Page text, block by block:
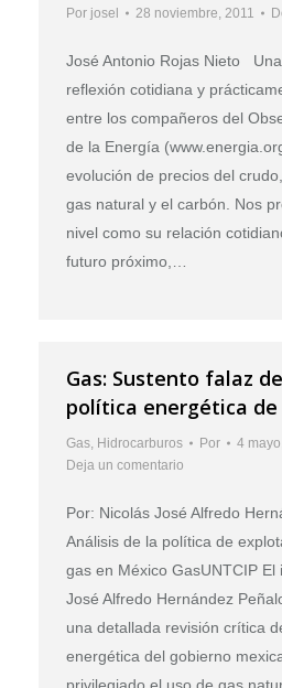
Por josel 28 noviembre, 2011
José Antonio Rojas Nieto
reflexión cotidiana y
entre los compañeros del
de la Energía
evolución de precios del
gas natural y el carbón. Nos
nivel como su relación
futuro próximo,…
Gas: Sustento falaz
política energética de
Gas, Hidrocarburos Por
4
Deja un comentario
Por: Nicolás José Alfredo
Análisis de la política de
gas en México GasUNTCIP El
José Alfredo Hernández
una detallada revisión crítica
energética del gobierno